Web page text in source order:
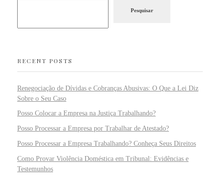
Pesquisar
RECENT POSTS
Renegociação de Dívidas e Cobranças Abusivas: O Que a Lei Diz
Sobre o Seu Caso
Posso Colocar a Empresa na Justiça Trabalhando?
Posso Processar a Empresa por Trabalhar de Atestado?
Posso Processar a Empresa Trabalhando? Conheça Seus Direitos
Como Provar Violência Doméstica em Tribunal: Evidências e
Testemunhos